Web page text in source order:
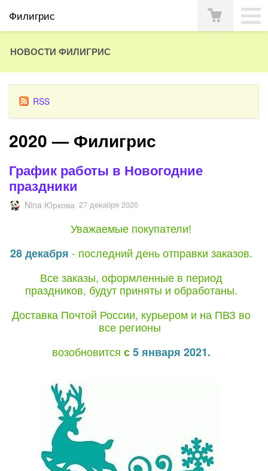
Филигрис
НОВОСТИ ФИЛИГРИС
RSS
2020 — Филигрис
График работы в Новогодние
праздники
Nina Юркова 27 декабря 2020
Уважаемые покупатели!
28 декабря - последний день отправки заказов.
Все заказы, оформленные в период
праздников, будут приняты и обработаны.
Доставка Почтой России, курьером и на ПВЗ во
все регионы
возобновится с5 января 2021.